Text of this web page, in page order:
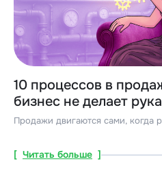
10 процессов в
бизнес не делает
Продажи двигаются сами, когда
[ Читать больше ]